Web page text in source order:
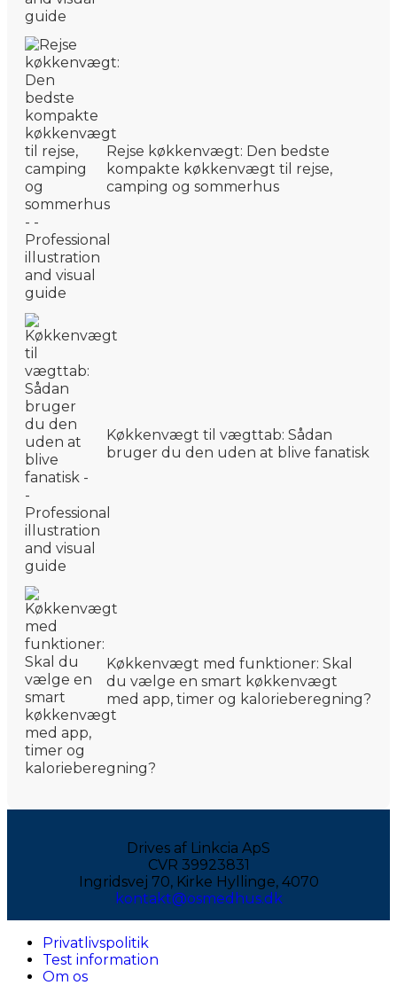
Rejse køkkenvægt: Den bedste
kompakte køkkenvægt til rejse,
camping og sommerhus
Køkkenvægt til vægttab: Sådan
bruger du den uden at blive fanatisk
Køkkenvægt med funktioner: Skal
du vælge en smart køkkenvægt
med app, timer og kalorieberegning?
Drives af Linkcia ApS
CVR 39923831
Ingridsvej 70, Kirke Hyllinge, 4070
kontakt@osmedhus.dk
Privatlivspolitik
Test information
Om os